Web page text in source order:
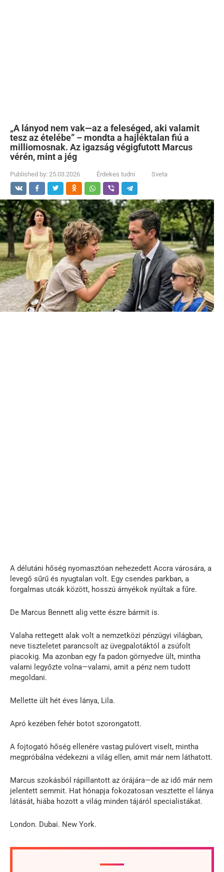
„A lányod nem vak—az a feleséged, aki valamit
tesz az ételébe” – mondta a hajléktalan fiú a
milliomosnak. Az igazság végigfutott Marcus
vérén, mint a jég
Published by: 25.03.2026 Érdekes tudni Sveta
A délutáni hőség nyomasztóan nehezedett Accra városára, a
levegő sűrű és nyugtalan volt. Egy csendes parkban, a
forgalmas utcák között, hosszú árnyékok nyúltak a fűre.
De Marcus Bennett alig vette észre bármit is.
Valaha rettegett alak volt a nemzetközi pénzügyi világban,
neve tiszteletet parancsolt az üvegpalotáktól a zsúfolt
piacokig. Ma azonban egy fa padon görnyedve ült, mintha
valami legyőzte volna—valami, amit a pénz nem tudott
megoldani.
Mellette ült hét éves lánya, Lila.
Apró kezében fehér botot szorongatott.
A fojtogató hőség ellenére vastag pulóvert viselt, mintha
megpróbálna védekezni a világ ellen, amit már nem láthatott.
Marcus szokásból rápillantott az órájára—de az idő már nem
jelentett semmit. Hat hónapja fokozatosan vesztette el lánya
látását, hiába hozott a világ minden tájáról specialistákat.
London. Dubai. New York.